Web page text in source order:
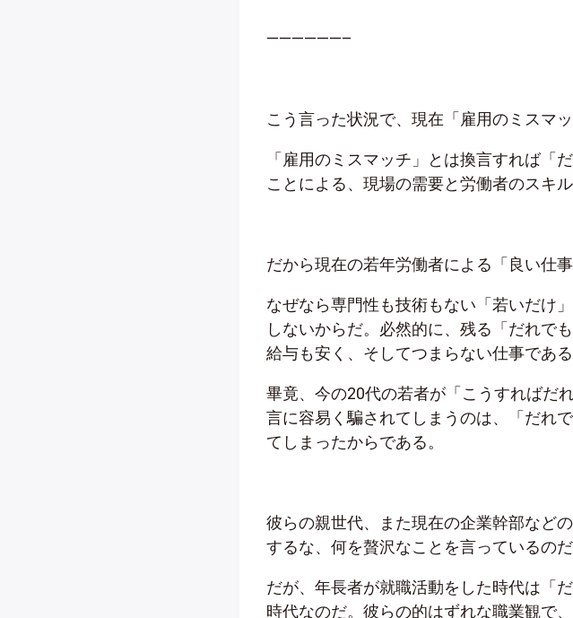
——————–
こう言った状況で、現在「雇用のミスマ
「雇用のミスマッチ」とは換言すれば「
ことによる、現場の需要と労働者のスキ
だから現在の若年労働者による「良い仕
なぜなら専門性も技術もない「若いだけ
しないからだ。必然的に、残る「だれで
給与も安く、そしてつまらない仕事である
畢竟、今の20代の若者が「こうすればだ
言に容易く騙されてしまうのは、「だれ
てしまったからである。
彼らの親世代、また現在の企業幹部など
するな、何を贅沢なことを言っているの
だが、年長者が就職活動をした時代は「
時代なのだ。彼らの的はずれな職業観で